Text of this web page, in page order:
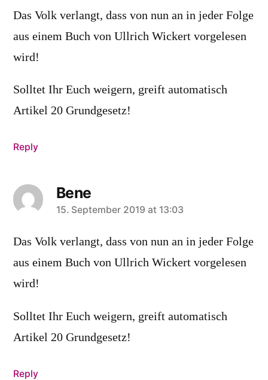
Das Volk verlangt, dass von nun an in jeder Folge
aus einem Buch von Ullrich Wickert vorgelesen
wird!
Solltet Ihr Euch weigern, greift automatisch
Artikel 20 Grundgesetz!
Reply
Bene
says:
15. September 2019 at 13:03
Das Volk verlangt, dass von nun an in jeder Folge
aus einem Buch von Ullrich Wickert vorgelesen
wird!
Solltet Ihr Euch weigern, greift automatisch
Artikel 20 Grundgesetz!
Reply